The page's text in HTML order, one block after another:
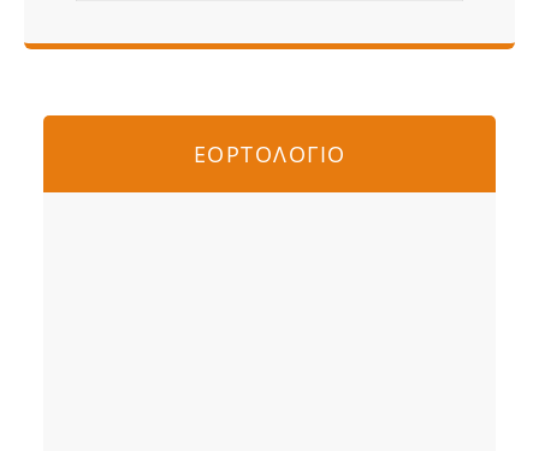
ΕΟΡΤΟΛΟΓΙΟ